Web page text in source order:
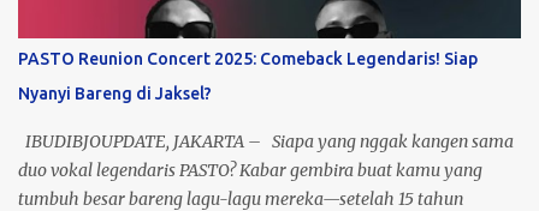
PASTO Reunion Concert 2025: Comeback Legendaris! Siap
Nyanyi Bareng di Jaksel?
IBUDIBJOUPDATE, JAKARTA – Siapa yang nggak kangen sama
duo vokal legendaris PASTO? Kabar gembira buat kamu yang
tumbuh besar bareng lagu-lagu mereka—setelah 15 tahun